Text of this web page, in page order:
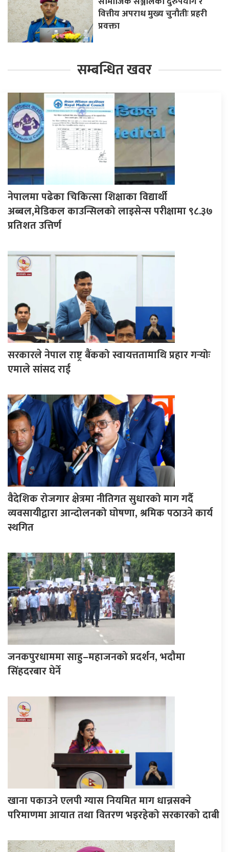
वित्तीय अपराध मुख्य चुनौतीः प्रहरी
प्रवक्ता
सम्बन्धित खवर
नेपालमा पढेका चिकित्सा शिक्षाका विद्यार्थी
अब्बल,मेडिकल काउन्सिलको लाइसेन्स परीक्षामा ९८.३७
प्रतिशत उत्तिर्ण
सरकारले नेपाल राष्ट्र बैंकको स्वायत्ततामाथि प्रहार गर्‍योः
एमाले सांसद राई
वैदेशिक रोजगार क्षेत्रमा नीतिगत सुधारको माग गर्दै
व्यवसायीद्वारा आन्दोलनको घोषणा, श्रमिक पठाउने कार्य
स्थगित
जनकपुरधाममा साहु–महाजनको प्रदर्शन, भदौमा
सिंहदरबार घेर्ने
खाना पकाउने एलपी ग्यास नियमित माग धान्नसक्ने
परिमाणमा आयात तथा वितरण भइरहेको सरकारको दाबी